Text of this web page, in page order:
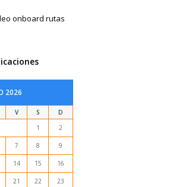
2026
V S
D
1
2
7 8 9
14 15 16
21 22 23